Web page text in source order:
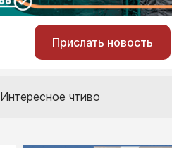
Прислать новость
Интересное чтиво